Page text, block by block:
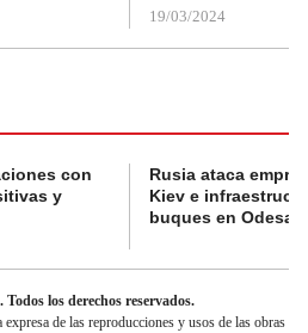
19/03/2024
con
y
Rusia ataca
Kiev e
buques en Odesa
los derechos reservados.
de las reproducciones y usos de las obras